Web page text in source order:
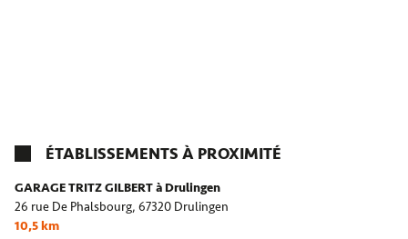
ÉTABLISSEMENTS À PROXIMITÉ
GARAGE TRITZ GILBERT à Drulingen
26 rue De Phalsbourg, 67320 Drulingen
10,5 km